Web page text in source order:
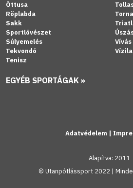
Öttusa
Röplabda
Sakk
Sportlövészet
Súlyemelés
Tekvondó
Tenisz
Vívás
EGYÉB SPORTÁGAK »
Adatvédelem |
Alapítva: 2011
© Utanpótlássport 2022 |